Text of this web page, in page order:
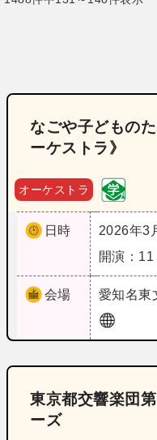
なごや子どもの
ーケストラ》
オーケストラ
日時
2026年3
開演：
会場 愛知名東
東京都交響楽団
ーズ